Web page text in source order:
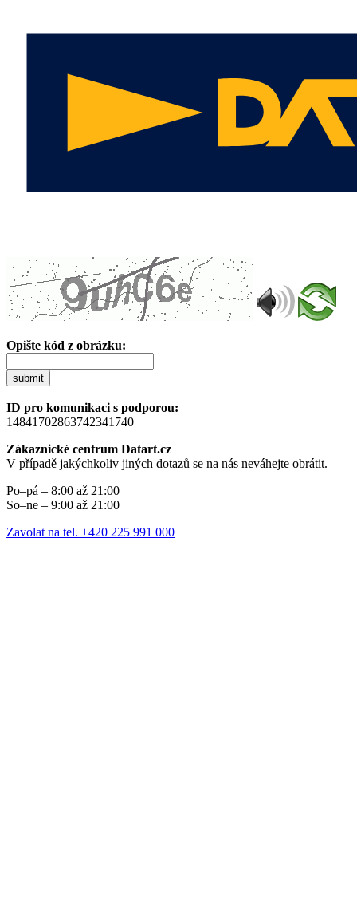
Opište kód z obrázku:
submit
ID pro komunikaci s podporou:
14841702863742341740
Zákaznické centrum Datart.cz
V případě jakýchkoliv jiných dotazů se na nás neváhejte obrátit.
Po–pá – 8:00 až 21:00
So–ne – 9:00 až 21:00
Zavolat na tel. +420 225 991 000